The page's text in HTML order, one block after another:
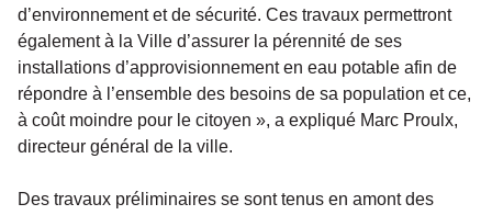
d’environnement et de sécurité. Ces travaux permettront
également à la Ville d’assurer la pérennité de ses
installations d’approvisionnement en eau potable afin de
répondre à l’ensemble des besoins de sa population et ce,
à coût moindre pour le citoyen », a expliqué Marc Proulx,
directeur général de la ville.
Des travaux préliminaires se sont tenus en amont des